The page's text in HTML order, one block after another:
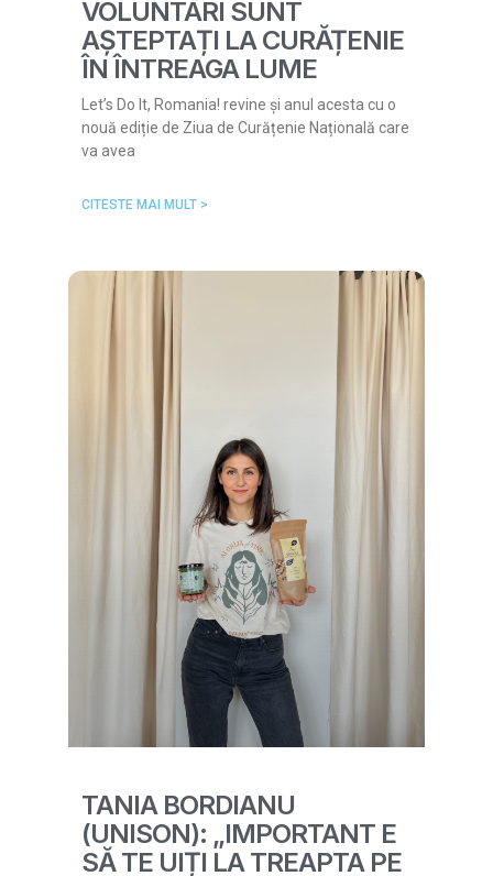
VOLUNTARI SUNT
AȘTEPTAȚI LA CURĂȚENIE
ÎN ÎNTREAGA LUME
Let’s Do It, Romania! revine și anul acesta cu o
nouă ediție de Ziua de Curățenie Națională care
va avea
CITESTE MAI MULT >
TANIA BORDIANU
(UNISON): „IMPORTANT E
SĂ TE UIȚI LA TREAPTA PE